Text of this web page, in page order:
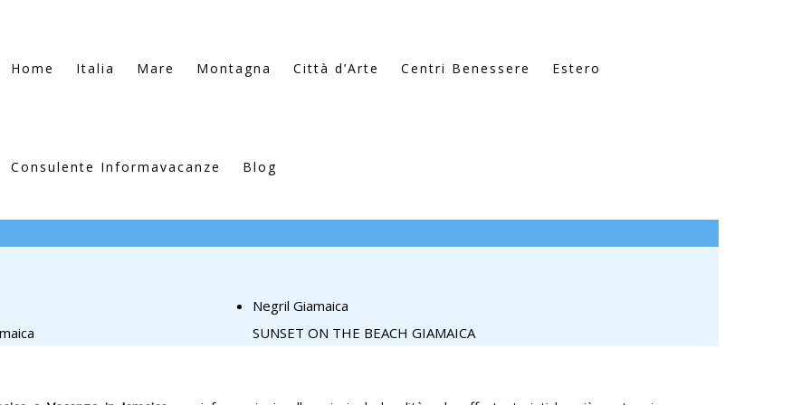
Home Italia Mare Montagna Città d’Arte Centri Benessere Estero
Consulente Informavacanze Blog
Negril Giamaica
SUNSET ON THE BEACH GIAMAICA